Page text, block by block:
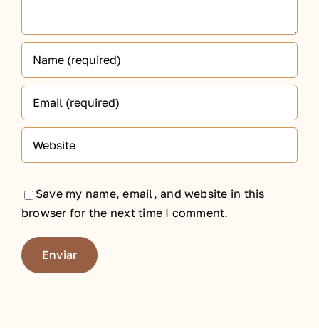
Save my name, email, and website in this
browser for the next time I comment.